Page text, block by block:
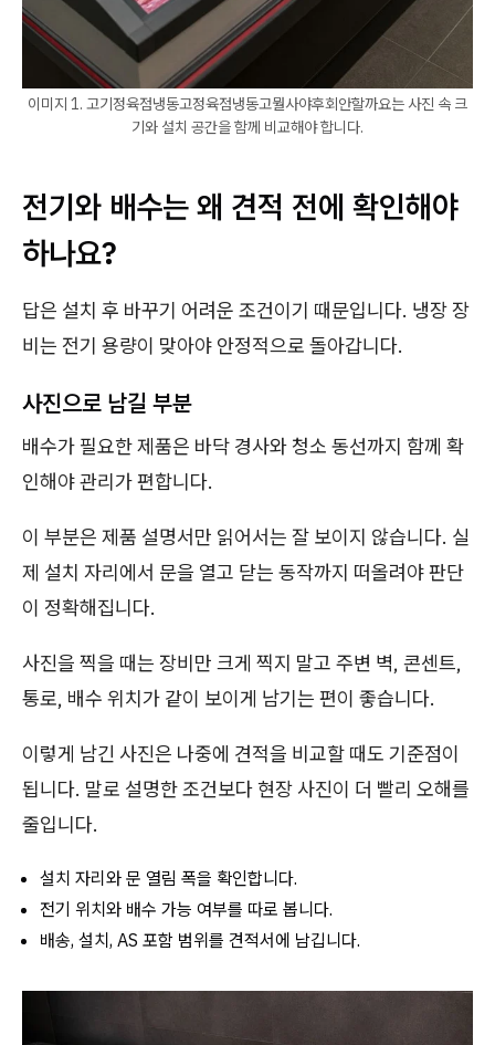
이미지 1. 고기정육점냉동고정육점냉동고뭘사야후회안할까요는 사진 속 크
기와 설치 공간을 함께 비교해야 합니다.
전기와 배수는 왜 견적 전에 확인해야
하나요?
답은 설치 후 바꾸기 어려운 조건이기 때문입니다. 냉장 장
비는 전기 용량이 맞아야 안정적으로 돌아갑니다.
사진으로 남길 부분
배수가 필요한 제품은 바닥 경사와 청소 동선까지 함께 확
인해야 관리가 편합니다.
이 부분은 제품 설명서만 읽어서는 잘 보이지 않습니다. 실
제 설치 자리에서 문을 열고 닫는 동작까지 떠올려야 판단
이 정확해집니다.
사진을 찍을 때는 장비만 크게 찍지 말고 주변 벽, 콘센트,
통로, 배수 위치가 같이 보이게 남기는 편이 좋습니다.
이렇게 남긴 사진은 나중에 견적을 비교할 때도 기준점이
됩니다. 말로 설명한 조건보다 현장 사진이 더 빨리 오해를
줄입니다.
설치 자리와 문 열림 폭을 확인합니다.
전기 위치와 배수 가능 여부를 따로 봅니다.
배송, 설치, AS 포함 범위를 견적서에 남깁니다.